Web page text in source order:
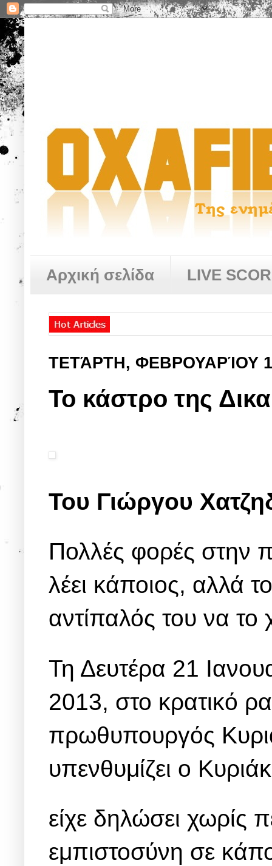
Αρχική σελίδα LIVE
ΤΕΤΆΡΤΗ, ΦΕΒΡΟΥΑΡΊΟΥ
Το κάστρο της
Του Γιώργου
Πολλές φορές στην
λέει κάποιος, αλλά
αντίπαλός του να το
Τη Δευτέρα 21
2013, στο κρατικό
πρωθυπουργός
υπενθυμίζει ο
είχε δηλώσει χωρίς
εμπιστοσύνη σε